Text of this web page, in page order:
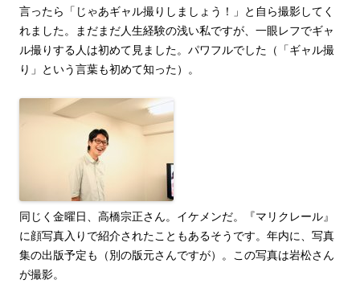
言ったら「じゃあギャル撮りしましょう！」と自ら撮影してく
れました。まだまだ人生経験の浅い私ですが、一眼レフでギャ
ル撮りする人は初めて見ました。パワフルでした（「ギャル撮
り」という言葉も初めて知った）。
同じく金曜日、高橋宗正さん。イケメンだ。『マリクレール』
に顔写真入りで紹介されたこともあるそうです。年内に、写真
集の出版予定も（別の版元さんですが）。この写真は岩松さん
が撮影。